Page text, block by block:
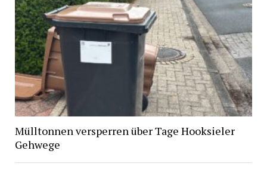
Mülltonnen versperren über Tage Hooksieler
Gehwege